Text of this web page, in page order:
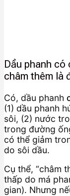
Dầu phanh có
châm thêm là
Có, dầu phanh
(1) dầu phanh
sôi, (2) nước
trong đường
có thể giảm
do sôi dầu.
Cụ thể, “châm
thấp do má
gian). Nhưng